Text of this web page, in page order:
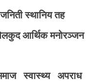
स्थानिय तह
आर्थिक मनोरञ्जन
स्वास्थ्य
अपराध